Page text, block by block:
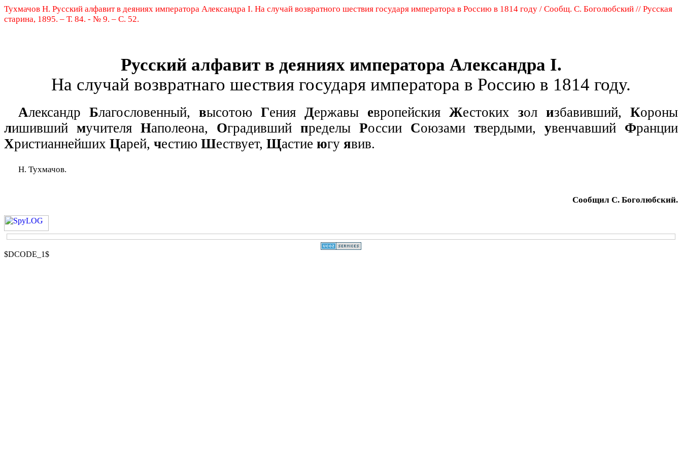
Тухмачов Н. Русский алфавит в деяниях императора Александра I. На случай возвратного шествия государя императора в Россию в 1814 году / Сообщ. С. Боголюбский // Русская
старина, 1895. – Т. 84. - № 9. – С. 52.
Русский алфавит в деяниях императора Александра I.
На случай возвратнаго шествия государя императора в Poccию в 1814 году.
АлександрБлагословенный,высотоюГенияДержавы европейскияЖестокихзолизбавивший,Короны
лишивший мучителя Наполеона, Оградивший пределы России Союзами твердыми, увенчавший Франции
Христианнейших Царей, честию Шествует, Щастие югу явив.
Н. Тухмачов.
Сообщил С. Боголюбский.
$DCODE_1$